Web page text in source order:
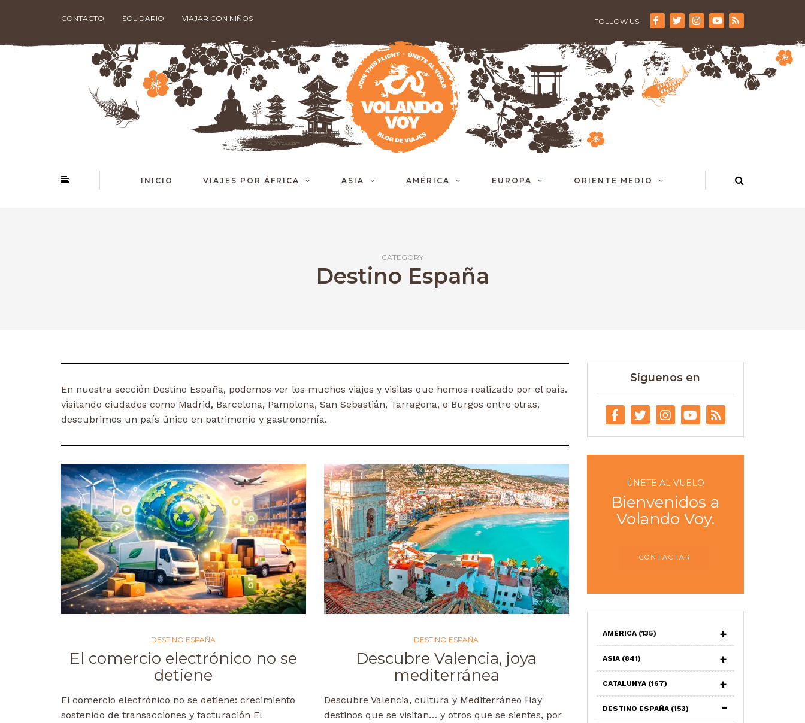
CONTACTO SOLIDARIO VIAJAR CON NIÑOS FOLLOW US
INICIO VIAJES POR ÁFRICA ASIA AMÉRICA EUROPA ORIENTE MEDIO
CATEGORY
Destino España
En nuestra sección Destino España, podemos ver los muchos viajes y visitas que hemos realizado por el país.
visitando ciudades como Madrid, Barcelona, Pamplona, San Sebastián, Tarragona, o Burgos entre otras,
descubrimos un país único en patrimonio y gastronomía.
DESTINO ESPAÑA
El comercio electrónico no se
detiene
El comercio electrónico no se detiene: crecimiento
sostenido de transacciones y facturación El
DESTINO ESPAÑA
Descubre Valencia, joya
mediterránea
Descubre Valencia, cultura y Mediterráneo Hay
destinos que se visitan… y otros que se sientes, por
Síguenos en
ÚNETE AL VUELO
Bienvenidos a
Volando Voy.
CONTACTAR
AMÉRICA (135)
ASIA (841)
CATALUNYA (167)
DESTINO ESPAÑA (153)